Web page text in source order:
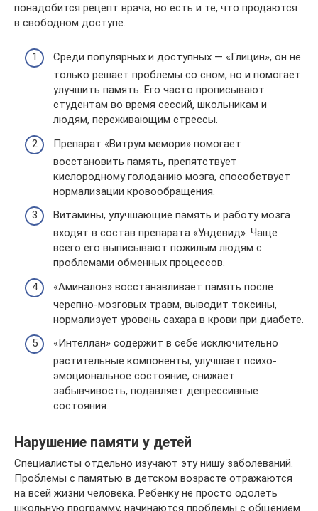
понадобится рецепт врача, но есть и те, что продаются
в свободном доступе.
Среди популярных и доступных — «Глицин», он не
только решает проблемы со сном, но и помогает
улучшить память. Его часто прописывают
студентам во время сессий, школьникам и
людям, переживающим стрессы.
Препарат «Витрум мемори» помогает
восстановить память, препятствует
кислородному голоданию мозга, способствует
нормализации кровообращения.
Витамины, улучшающие память и работу мозга
входят в состав препарата «Ундевид». Чаще
всего его выписывают пожилым людям с
проблемами обменных процессов.
«Аминалон» восстанавливает память после
черепно-мозговых травм, выводит токсины,
нормализует уровень сахара в крови при диабете.
«Интеллан» содержит в себе исключительно
растительные компоненты, улучшает психо-
эмоциональное состояние, снижает
забывчивость, подавляет депрессивные
состояния.
Нарушение памяти у детей
Специалисты отдельно изучают эту нишу заболеваний.
Проблемы с памятью в детском возрасте отражаются
на всей жизни человека. Ребенку не просто одолеть
школьную программу, начинаются проблемы с общением